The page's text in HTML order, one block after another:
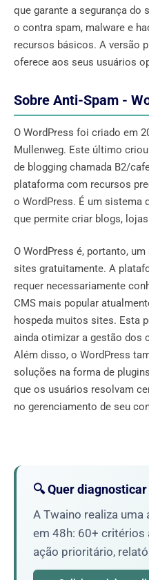
que garante a segurança do
o contra spam, malware e
recursos básicos. A versão
oferece aos seus usuários
Sobre Anti-Spam -
O WordPress foi criado em
Mullenweg. Este último
de blogging chamada B2/
plataforma com recursos
o WordPress. É um sistema
que permite criar blogs,
O WordPress é, portanto,
sites gratuitamente. A
requer necessariamente
CMS mais popular
hospeda muitos sites. Esta
ainda otimizar a gestão dos
Além disso, o WordPress
soluções na forma de
que os usuários resolvam
no gerenciamento de seu
🔍 Quer diagnosticar
A Twaino realiza uma
em 48h: 60+ critérios
ação prioritário,